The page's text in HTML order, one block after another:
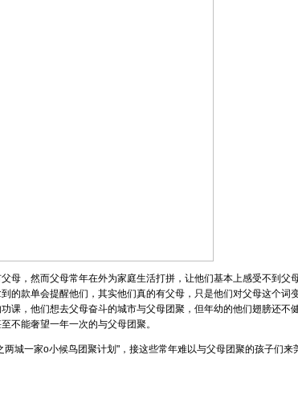
母，然而父母常年在外为家庭生活打拼，让他们基本上感受不到父
的款单会提醒他们，其实他们真的有父母，只是他们对父母这个词
课，他们想去父母奋斗的城市与父母团聚，但年幼的他们翅膀还不
不能奢望一年一次的与父母团聚。
城一家o小候鸟团聚计划"，接这些常年难以与父母团聚的孩子们来